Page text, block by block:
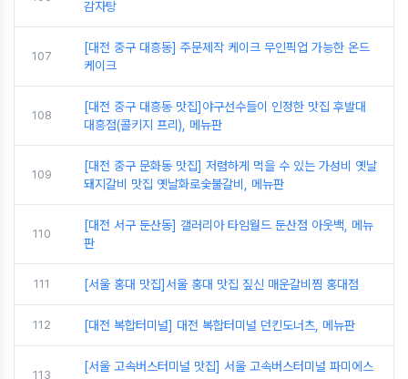
감자탕
107
[대전 중구 대흥동] 주문제작 케이크 무인픽업 가능한 온드
케이크
108
[대전 중구 대흥동 맛집]야구선수들이 인정한 맛집 후발대
대흥점(콜키지 프리), 메뉴판
109
[대전 중구 문화동 맛집] 저렴하게 먹을 수 있는 가성비 옛날
돼지갈비 맛집 옛날화로숯불갈비, 메뉴판
110
[대전 서구 둔산동] 갤러리아 타임월드 둔산점 아웃백, 메뉴
판
111 [서울 홍대 맛집]서울 홍대 맛집 짚신 매운갈비찜 홍대점
112 [대전 복합터미널] 대전 복합터미널 던킨도너츠, 메뉴판
113
[서울 고속버스터미널 맛집] 서울 고속버스터미널 파미에스